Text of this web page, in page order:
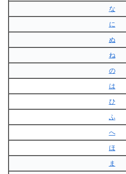
な
に
ぬ
ね
の
は
ひ
ふ
へ
ほ
ま